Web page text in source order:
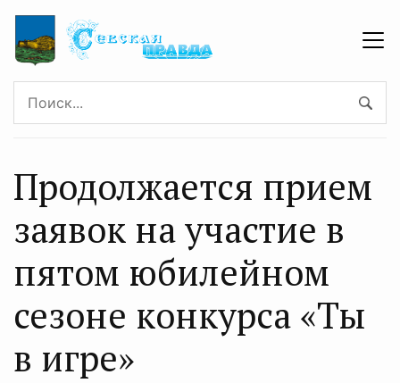
Продолжается прием
заявок на участие в
пятом юбилейном
сезоне конкурса «Ты
в игре»